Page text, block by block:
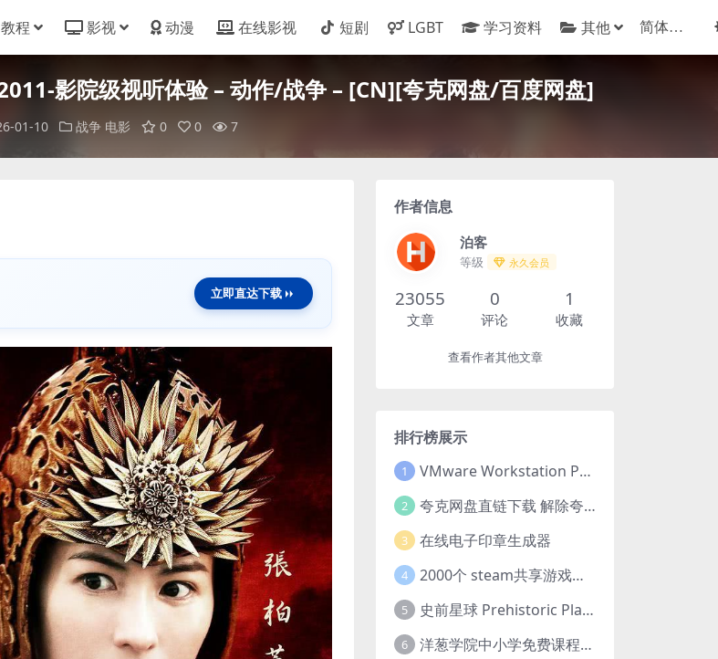
教程 影视 动漫 在线影视 短剧 LGBT 学习资料 其他
影院级视听体验 – 动作/战争 – [CN][夸克网盘/百度网盘]
01-10 战争 电影 0 0 7
立即直达下载
作者信息
泊客
等级 永久会员
23055
文章
0
评论
1
收藏
查看作者其他文章
排行榜展示
1 VMware Workstation Pro 16 永久激活密钥(序列号)
2 夸克网盘直链下载 解除夸克网盘下载限制 油猴脚本
3 在线电子印章生成器
4 2000个 steam共享游戏账号 离线steam账号分享
5 史前星球 Prehistoric Planet (2022) 中字 1080p 高清 阿里云盘 2022.5.27已更新全集
6 洋葱学院中小学免费课程集合 云盘下载